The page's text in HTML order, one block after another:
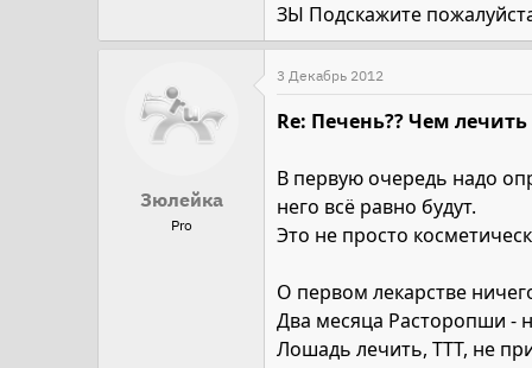
ЗЫ Подскажите
Зюлейка
Pro
3 Декабрь 2012
Re: Печень?? Чем лечить
В первую очередь надо
него всё равно будут.
Это не просто
О первом лекарстве
Два месяца Расторопши -
Лошадь лечить, ТТТ, не